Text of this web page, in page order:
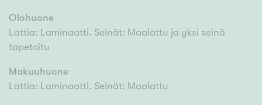
Olohuone
Lattia: Laminaatti. Seinät: Maalattu ja yksi seinä
tapetoitu
Makuuhuone
Lattia: Laminaatti. Seinät: Maalattu